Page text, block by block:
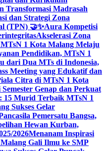
Transformasi Madrasah
dan Strategi Zona
(TPN) 🤝✨Aura Kompetisi
Akselerasi Zona
1 Kota Malang Melaju
Pendidikan, MTsN 1
dari Dua MTs di Indonesia,
Meeting yang Edukatif dan
Citra di MTsN 1 Kota
Genap dan Perkuat
15 Murid Terbaik MTsN 1
Sukses Gelar
Pemersatu Bangsa,
Hewan Kurban,
2026Menanam Inspirasi
Gali Ilmu ke SMP